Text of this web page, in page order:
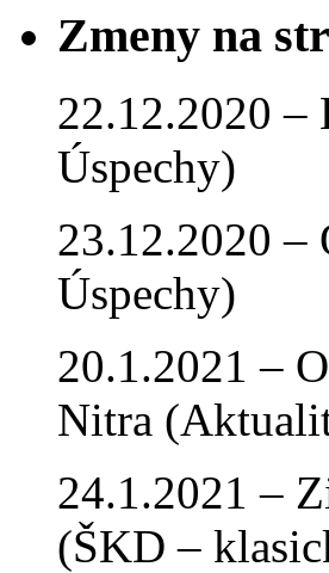
Zmeny na
22.12.2020 –
Úspechy)
23.12.2020 –
Úspechy)
20.1.2021 –
Nitra
24.1.2021 –
(ŠKD –